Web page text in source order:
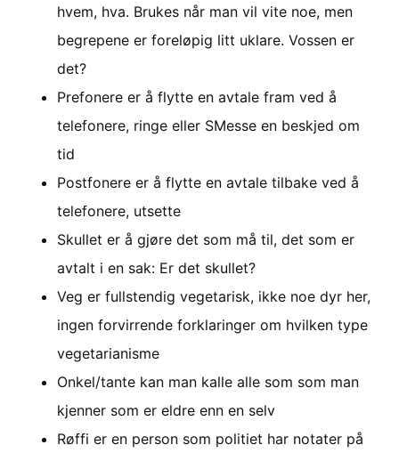
hvem, hva. Brukes når man vil vite noe, men
begrepene er foreløpig litt uklare. Vossen er
det?
Prefonere er å flytte en avtale fram ved å
telefonere, ringe eller SMesse en beskjed om
tid
Postfonere er å flytte en avtale tilbake ved å
telefonere, utsette
Skullet er å gjøre det som må til, det som er
avtalt i en sak: Er det skullet?
Veg er fullstendig vegetarisk, ikke noe dyr her,
ingen forvirrende forklaringer om hvilken type
vegetarianisme
Onkel/tante kan man kalle alle som som man
kjenner som er eldre enn en selv
Røffi er en person som politiet har notater på